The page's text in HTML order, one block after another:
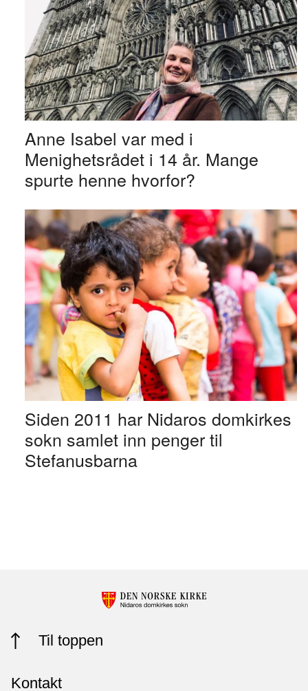
Anne Isabel var med i
Menighetsrådet i 14 år. Mange
spurte henne hvorfor?
Siden 2011 har Nidaros domkirkes
sokn samlet inn penger til
Stefanusbarna
Kontakt
Til toppen